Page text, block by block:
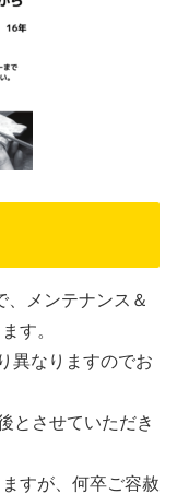
、メンテナンス＆
す。
異なりますのでお
とさせていただき
すが、何卒ご容赦